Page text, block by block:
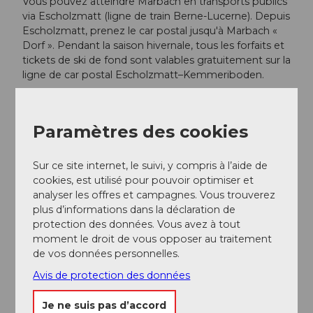
via Escholzmatt (ligne de train Berne-Lucerne). Depuis
Escholzmatt, prenez le car postal jusqu'à Marbach «
Dorf ». Pendant la saison hivernale, tous les forfaits et
tickets de ski de fond sont valables gratuitement sur la
ligne de car postal Escholzmatt–Kemmeriboden.
Escholzmatt-Marbach Tourisme
Bureau de tourisme Marbach
Téléphone +41 (0)34 493 38 04
marbach@em-tourismus.ch
www.escholzmatt-marbach-tourismus.ch
Bureau de tourisme Escholzmatt
escholzmatt@em-tourismus.ch
Paramètres des cookies
Sur ce site internet, le suivi, y compris à l’aide de
cookies, est utilisé pour pouvoir optimiser et
analyser les offres et campagnes. Vous trouverez
plus d’informations dans la déclaration de
protection des données. Vous avez à tout
moment le droit de vous opposer au traitement
de vos données personnelles.
Avis de protection des données
Je ne suis pas d’accord